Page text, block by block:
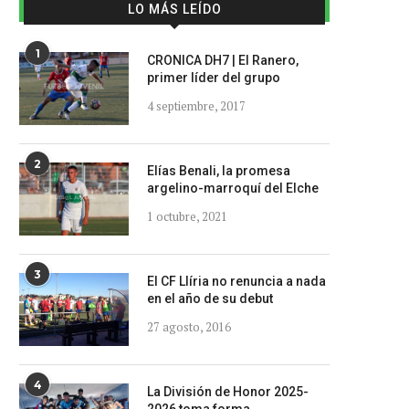
LO MÁS LEÍDO
1
CRONICA DH7 | El Ranero,
primer líder del grupo
4 septiembre, 2017
2
Elías Benali, la promesa
argelino-marroquí del Elche
1 octubre, 2021
3
El CF Llíria no renuncia a nada
en el año de su debut
27 agosto, 2016
4
La División de Honor 2025-